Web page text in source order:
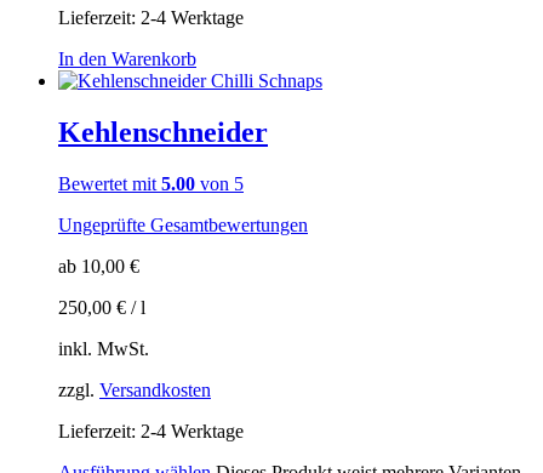
Lieferzeit: 2-4 Werktage
In den Warenkorb
Kehlenschneider
Bewertet mit 5.00 von 5
Ungeprüfte Gesamtbewertungen
ab 10,00 €
250,00 € /l
inkl. MwSt.
zzgl. Versandkosten
Lieferzeit: 2-4 Werktage